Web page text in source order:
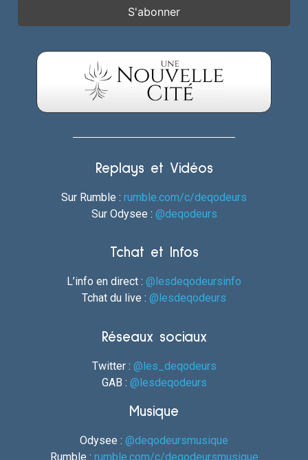
Replays et Vidéos
Sur Rumble : rumble.com/c/deqodeurs
Sur Odysee : @deqodeurs
Tchat et Infos
L’info en direct : @lesdeqodeursinfo
Tchat du live : @lesdeqodeurs
Réseaux sociaux
Twitter : @les_deqodeurs
GAB : @lesdeqodeurs
Musique
Odysee : @deqodeursmusique
Rumble : rumble.com/c/deqodeursmusique